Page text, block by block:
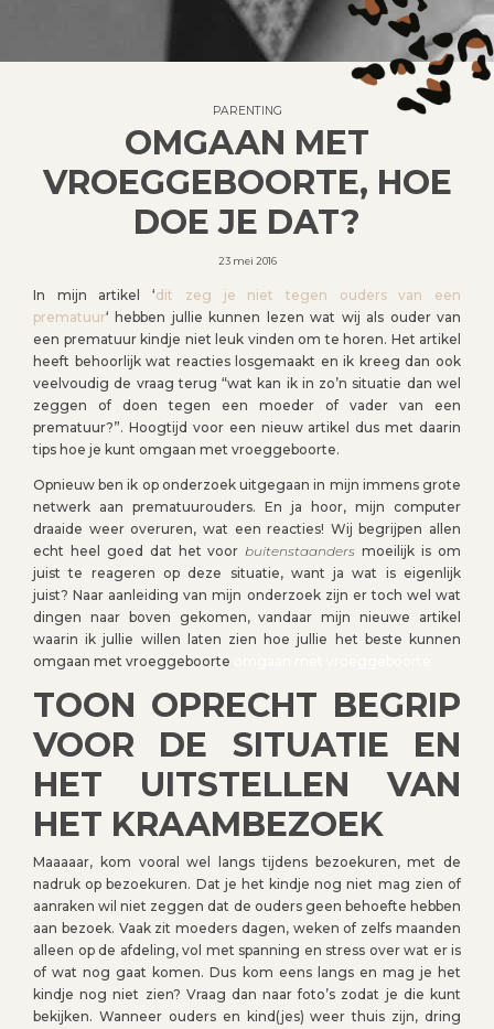
PARENTING
OMGAAN MET
VROEGGEBOORTE, HOE
DOE JE DAT?
23 mei 2016
In mijn artikel ‘dit zeg je niet tegen ouders van een
prematuur‘ hebben jullie kunnen lezen wat wij als ouder van
een prematuur kindje niet leuk vinden om te horen. Het artikel
heeft behoorlijk wat reacties losgemaakt en ik kreeg dan ook
veelvoudig de vraag terug “wat kan ik in zo’n situatie dan wel
zeggen of doen tegen een moeder of vader van een
prematuur?”. Hoogtijd voor een nieuw artikel dus met daarin
tips hoe je kunt omgaan met vroeggeboorte.
Opnieuw ben ik op onderzoek uitgegaan in mijn immens grote
netwerk aan prematuurouders. En ja hoor, mijn computer
draaide weer overuren, wat een reacties! Wij begrijpen allen
echt heel goed dat het voorbuitenstaanders moeilijk is om
juist te reageren op deze situatie, want ja wat is eigenlijk
juist? Naar aanleiding van mijn onderzoek zijn er toch wel wat
dingen naar boven gekomen, vandaar mijn nieuwe artikel
waarin ik jullie willen laten zien hoe jullie het beste kunnen
omgaan met vroeggeboorte
TOON OPRECHT BEGRIP
VOOR DE SITUATIE EN
HET UITSTELLEN VAN
HET KRAAMBEZOEK
Maaaaar, kom vooral wel langs tijdens bezoekuren, met de
nadruk op bezoekuren. Dat je het kindje nog niet mag zien of
aanraken wil niet zeggen dat de ouders geen behoefte hebben
aan bezoek. Vaak zit moeders dagen, weken of zelfs maanden
alleen op de afdeling, vol met spanning en stress over wat er is
of wat nog gaat komen. Dus kom eens langs en mag je het
kindje nog niet zien? Vraag dan naar foto’s zodat je die kunt
bekijken. Wanneer ouders en kind(jes) weer thuis zijn, dring